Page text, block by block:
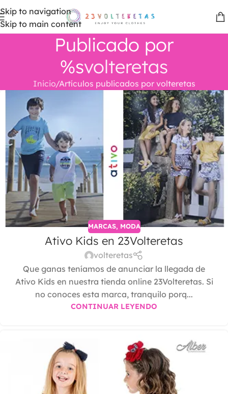
Skip to navigation
Skip to main content
Publicado por
%svolteretas
Inicio Artículos publicados por volteretas
MARCAS, MODA
Ativo Kids en 23Volteretas
volteretas
Que ganas teníamos de anunciar la llegada de
Ativo Kids en nuestra tienda online 23Volteretas. Si
no conoces esta marca, tranquilo porq...
CONTINUAR LEYENDO